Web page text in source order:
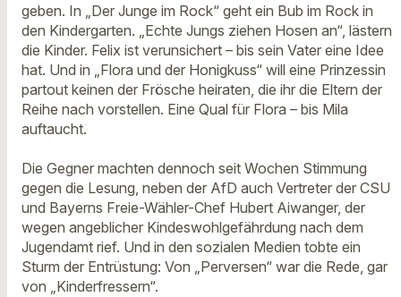
geben. In „Der Junge im Rock“ geht ein Bub im Rock in
den Kindergarten. „Echte Jungs ziehen Hosen an“, lästern
die Kinder. Felix ist verunsichert – bis sein Vater eine Idee
hat. Und in „Flora und der Honigkuss“ will eine Prinzessin
partout keinen der Frösche heiraten, die ihr die Eltern der
Reihe nach vorstellen. Eine Qual für Flora – bis Mila
auftaucht.
Die Gegner machten dennoch seit Wochen Stimmung
gegen die Lesung, neben der AfD auch Vertreter der CSU
und Bayerns Freie-Wähler-Chef Hubert Aiwanger, der
wegen angeblicher Kindeswohlgefährdung nach dem
Jugendamt rief. Und in den sozialen Medien tobte ein
Sturm der Entrüstung: Von „Perversen“ war die Rede, gar
von „Kinderfressern“.